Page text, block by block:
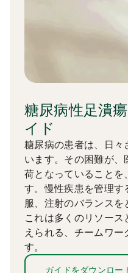
糖尿病性足潰
イド
糖尿病の患者は、日々
います。 その困難が、
荷となっていることを
す。慢性疾患 を管理す
服
、注射のバランス
これは多くのリソース
えられる、チームワ
す。
ガイドをダウンロー